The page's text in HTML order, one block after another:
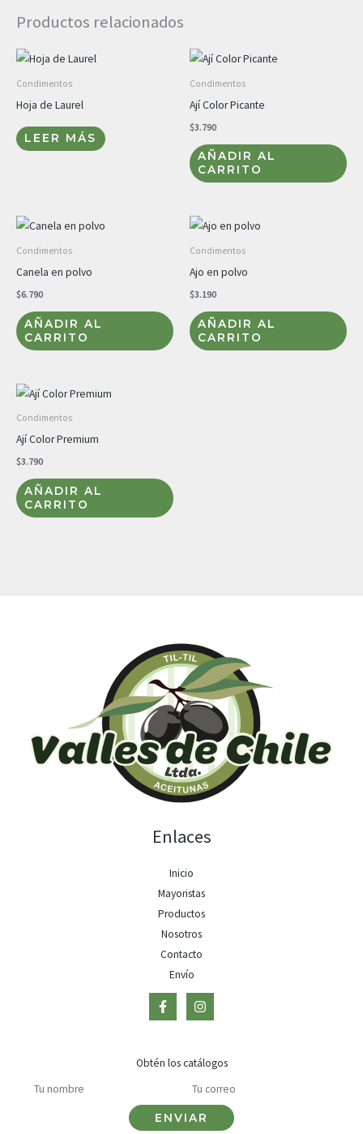
Productos relacionados
Condimentos
Hoja de Laurel
LEER MÁS
Condimentos
Ají Color Picante
$3.790
AÑADIR AL
CARRITO
Condimentos
Canela en polvo
$6.790
AÑADIR AL
CARRITO
Condimentos
Ajo en polvo
$3.190
AÑADIR AL
CARRITO
Condimentos
Ají Color Premium
$3.790
AÑADIR AL
CARRITO
Enlaces
Inicio
Mayoristas
Productos
Nosotros
Contacto
Envío
Obtén los catálogos
ENVIAR